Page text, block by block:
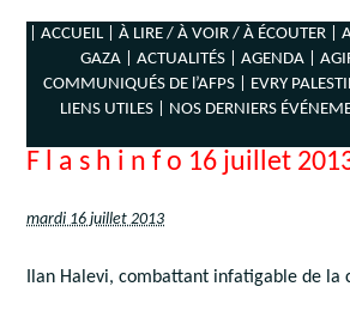
| ACCUEIL | À LIRE / À VOIR / À ÉCOUTER |
GAZA |
ACTUALITÉS | AGENDA |
COMMUNIQUÉS DE l’AFPS |
EVRY
LIENS UTILES |
NOS DERNIERS
F l a s h i n f o 16 juillet
mardi 16 juillet 2013
Ilan Halevi, combattant infatigable de la